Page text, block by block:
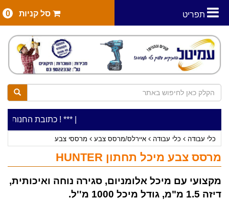
תפריט סל קניות 0
***כתובת החנות: רח' המלאכה 2, ביתן 8 (כניסה מרח' ***כלי עבודה להשכרה בתעריף יומי משתלם ! ***
כלי עבודה כלי עבודה איירלס/מרסס צבע מרססי צבע
מרסס צבע מיכל תחתון HUNTER
מקצועי עם מיכל אלומניום, סגירה נוחה ואיכותית,
דיזה 1.5 מ"מ, גודל מיכל 1000 מ''ל.